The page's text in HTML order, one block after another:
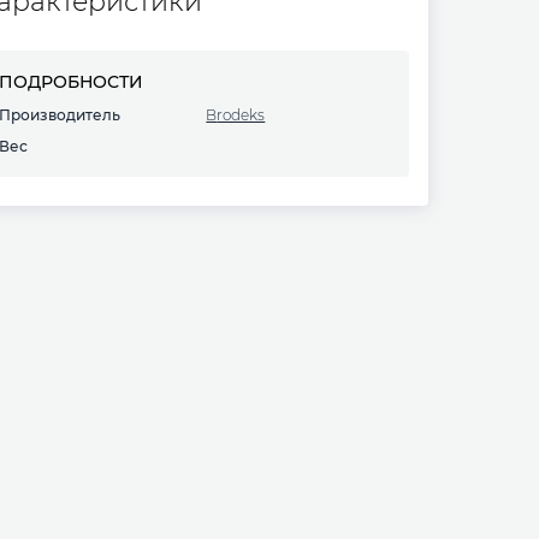
ПОДРОБНОСТИ
Производитель
Brodeks
Вес